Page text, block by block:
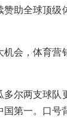
助全球顶级
会，体育营
尔两支球队
第一。口号